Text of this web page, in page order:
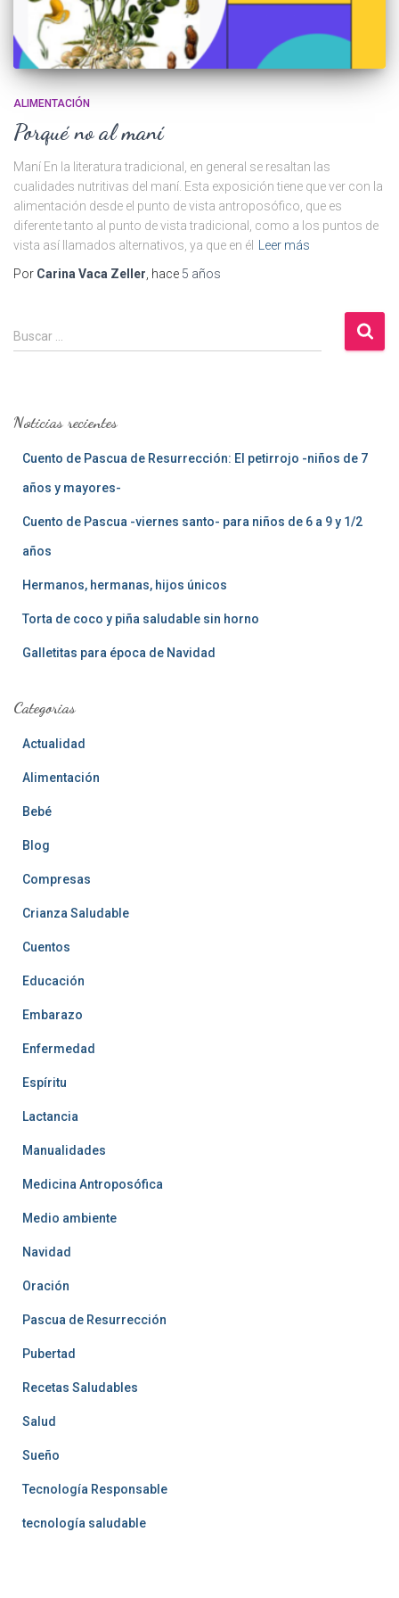
ALIMENTACIÓN
Porqué no al maní
Maní En la literatura tradicional, en general se resaltan las
cualidades nutritivas del maní. Esta exposición tiene que ver con la
alimentación desde el punto de vista antroposófico, que es
diferente tanto al punto de vista tradicional, como a los puntos de
vista así llamados alternativos, ya que en él
Leer más
Por Carina Vaca Zeller , hace 5 años
B
u
r
Buscar …
Noticias recientes
Cuento de Pascua de Resurrección: El petirrojo -niños de 7
años y mayores-
Cuento de Pascua -viernes santo- para niños de 6 a 9 y 1/2
años
Hermanos, hermanas, hijos únicos
Torta de coco y piña saludable sin horno
Galletitas para época de Navidad
Categorias
Actualidad
Alimentación
Bebé
Blog
Compresas
Crianza Saludable
Cuentos
Educación
Embarazo
Enfermedad
Espíritu
Lactancia
Manualidades
Medicina Antroposófica
Medio ambiente
Navidad
Oración
Pascua de Resurrección
Pubertad
Recetas Saludables
Salud
Sueño
Tecnología Responsable
tecnología saludable